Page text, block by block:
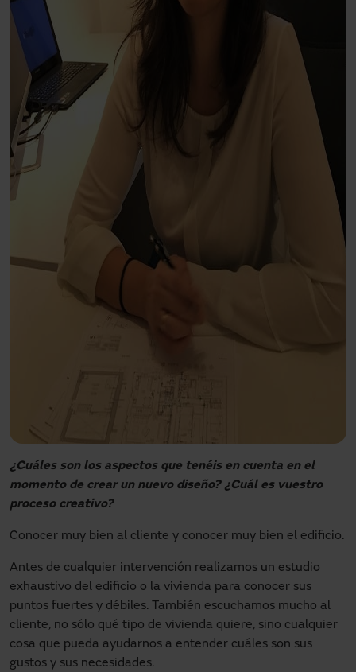
¿Cuáles son los aspectos que tenéis en cuenta en el
momento de crear un nuevo diseño? ¿Cuál es vuestro
proceso creativo?
Conocer muy bien al cliente y conocer muy bien el edificio.
Antes de cualquier intervención realizamos un estudio
exhaustivo del edificio o la vivienda para conocer sus
puntos fuertes y débiles. También escuchamos mucho al
cliente, no sólo qué tipo de vivienda quiere, sino cualquier
cosa que pueda ayudarnos a entender cuáles son sus
gustos y sus necesidades.